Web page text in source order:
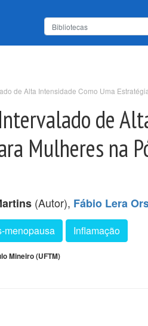
de Alta Intensidade Como Uma
de
Mulheres na
(Autor), Fábio Lera
menopausa Inflamação
Mineiro (UFTM)